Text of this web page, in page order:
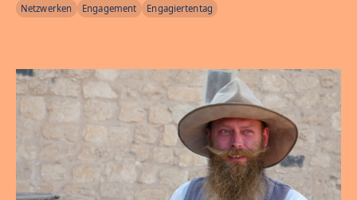
Netzwerken Engagement Engagiertentag